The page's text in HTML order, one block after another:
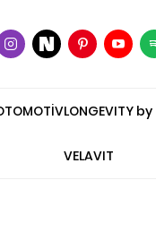
LONGEVITY by
VELAVIT